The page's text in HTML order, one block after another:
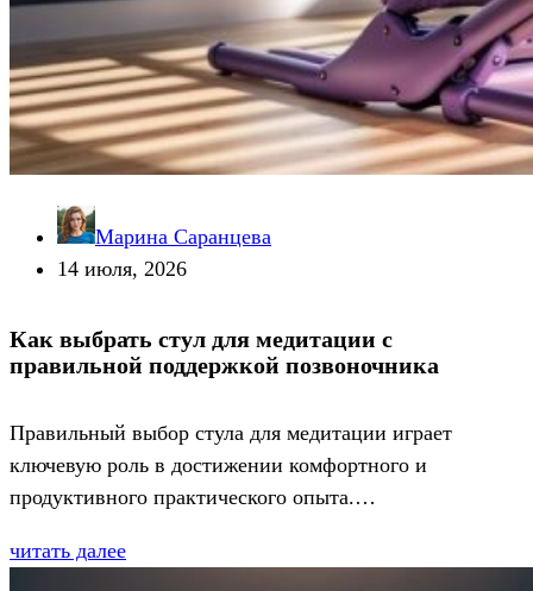
Марина Саранцева
14 июля, 2026
Как выбрать стул для медитации с
правильной поддержкой позвоночника
Правильный выбор стула для медитации играет
ключевую роль в достижении комфортного и
продуктивного практического опыта.…
читать далее